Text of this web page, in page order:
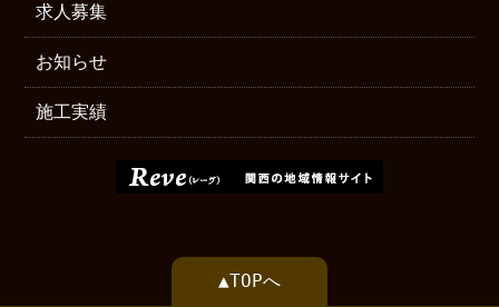
求人募集
お知らせ
施工実績
▲TOPへ